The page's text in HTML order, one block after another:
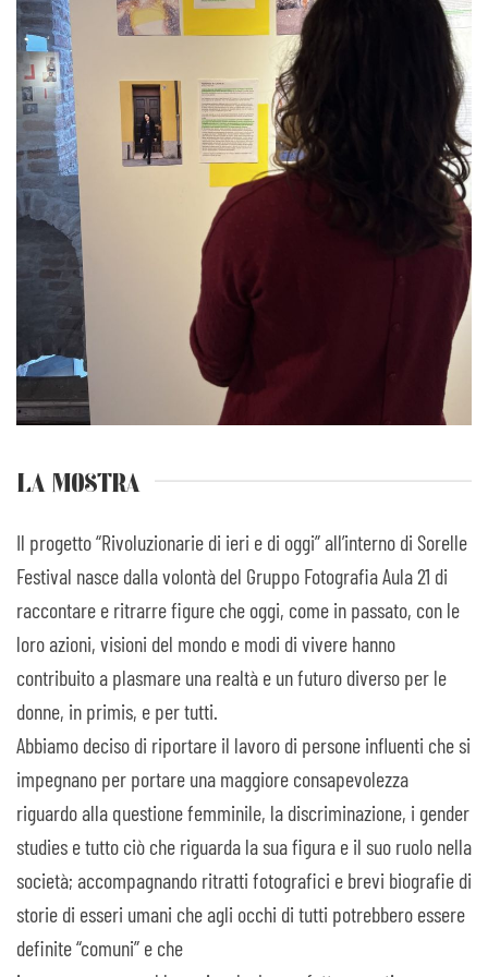
LA MOSTRA
Il progetto “Rivoluzionarie di ieri e di oggi” all’interno di Sorelle
Festival nasce dalla volontà del Gruppo Fotografia Aula 21 di
raccontare e ritrarre figure che oggi, come in passato, con le
loro azioni, visioni del mondo e modi di vivere hanno
contribuito a plasmare una realtà e un futuro diverso per le
donne, in primis, e per tutti.
Abbiamo deciso di riportare il lavoro di persone influenti che si
impegnano per portare una maggiore consapevolezza
riguardo alla questione femminile, la discriminazione, i gender
studies e tutto ciò che riguarda la sua figura e il suo ruolo nella
società; accompagnando ritratti fotografici e brevi biografie di
storie di esseri umani che agli occhi di tutti potrebbero essere
definite “comuni” e che